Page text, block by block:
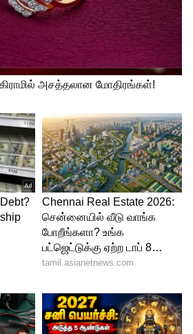
வாழ்பவர்கள் :
நிறைந்த கடக
தங்களின் வீடும்,
தான் உலகத்திலேயே
வெளியில் சென்று
வீட்டுக்குள்ளேயே
இவர்களுக்கு
மனரீதியாக
உணர்ச்சிவசப்படக்
மன அழுத்தம்
தங்களைச் சுற்றிய
வளையத்தை உருவாக்கிக்